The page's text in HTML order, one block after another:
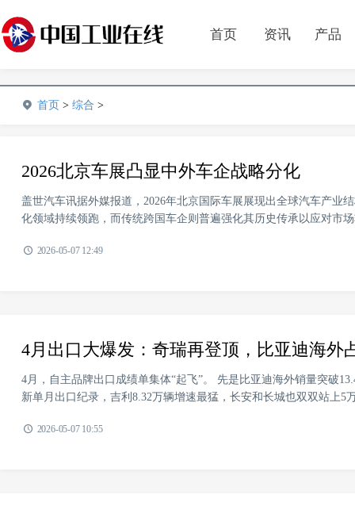
首页 资讯 产品
首页 >综合 >
2026北京车展凸显中外车企战略分化
盖世汽车讯据外媒报道，2026年北京国际车展展现出全球汽车产业
化领域持续领跑，而传统跨国车企则普遍强化其历史传承以应对市
2026-05-07 12:49
4月出口大爆发：奇瑞再登顶，比亚迪海外
4月，自主品牌出口成绩单集体“起飞”。 先是比亚迪海外销量突破
新单月出口纪录，吉利8.32万辆增速最猛，长安和长城也双双站上5
2026-05-07 10:55